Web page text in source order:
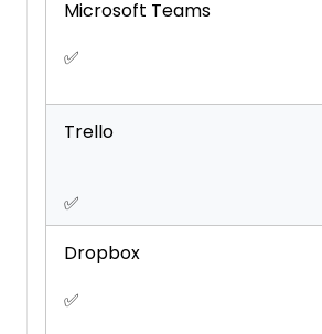
Microsoft Teams
✅
Trello
✅
Dropbox
✅